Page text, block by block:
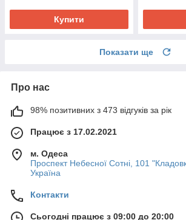
Купити
Показати ще
Про нас
98% позитивних з 473 відгуків за рік
Працює з 17.02.2021
м. Одеса
Проспект Небесної Сотні, 101
Україна
Контакти
Сьогодні працює з 09:00 до 20:00